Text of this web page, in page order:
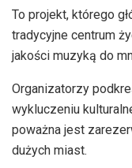
To projekt, którego
tradycyjne centrum
jakości muzyką do
Organizatorzy
wykluczeniu
poważna jest
dużych miast.